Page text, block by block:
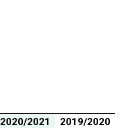
2020/2021
2019/2020